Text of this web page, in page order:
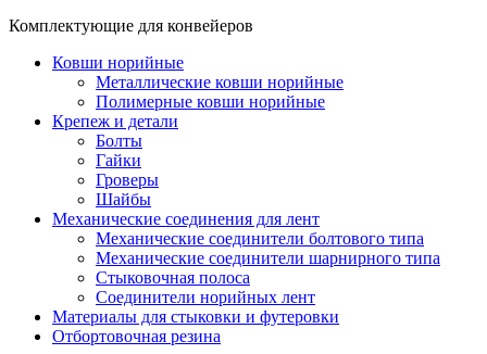
Комплектующие для конвейеров
Ковши норийные
Металлические ковши норийные
Полимерные ковши норийные
Крепеж и детали
Болты
Гайки
Гроверы
Шайбы
Механические соединения для лент
Механические соединители болтового типа
Механические соединители шарнирного типа
Стыковочная полоса
Соединители норийных лент
Материалы для стыковки и футеровки
Отбортовочная резина